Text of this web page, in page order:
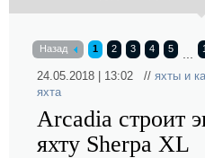
Назад 1 2 3 4 5
24.05.2018 | 13:02 // яхты и
яхта
Arcadia строит
яхту Sherpa XL